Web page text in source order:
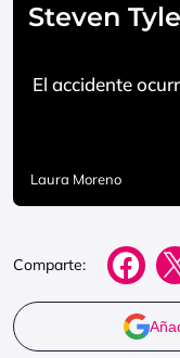
Steven
El accidente
Laura Moreno
Comparte: